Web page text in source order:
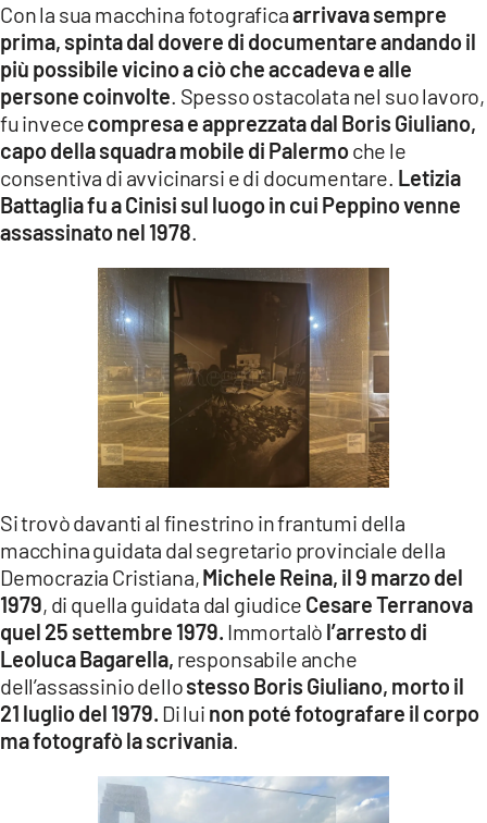
Con la sua macchina fotograficaarrivava sempre
prima, spinta dal dovere di documentare andando il
più possibile vicino a ciò che accadeva e alle
persone coinvolte. Spesso ostacolata nel suo lavoro,
fu invececompresa e apprezzata dal Boris Giuliano,
capo della squadra mobile di Palermoche le
consentiva di avvicinarsi e di documentare. Letizia
Battaglia fu a Cinisi sul luogo in cui Peppino venne
assassinato nel 1978.
Si trovò davanti al finestrino in frantumi della
macchina guidata dal segretario provinciale della
Democrazia Cristiana,Michele Reina, il 9 marzo del
1979, di quella guidata dal giudice Cesare Terranova
quel 25 settembre 1979. Immortalò l’arresto di
Leoluca Bagarella, responsabile anche
dell’assassinio dellostesso Boris Giuliano, morto il
21 luglio del 1979. Di lui non poté fotografare il corpo
ma fotografò la scrivania